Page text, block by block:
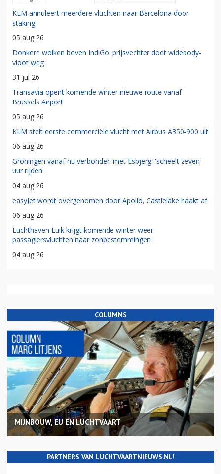
KLM annuleert meerdere vluchten naar Barcelona door
staking
05 aug 26
Donkere wolken boven IndiGo: prijsvechter doet widebody-
vloot weg
31 jul 26
Transavia opent komende winter nieuwe route vanaf
Brussels Airport
05 aug 26
KLM stelt eerste commerciële vlucht met Airbus A350-900 uit
06 aug 26
Groningen vanaf nu verbonden met Esbjerg: 'scheelt zeven
uur rijden'
04 aug 26
easyJet wordt overgenomen door Apollo, Castlelake haakt af
06 aug 26
Luchthaven Luik krijgt komende winter weer
passagiersvluchten naar zonbestemmingen
04 aug 26
COLUMNS
MIJNBOUW, EU EN LUCHTVAART
PARTNERS VAN LUCHTVAARTNIEUWS.NL!